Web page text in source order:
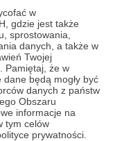
w
gdzie jest także
sprostowania,
danych, a także w
Twojej
Pamiętaj, że w
będą mogły być
danych z państw
Obszaru
informacje na
tym celów
prywatności.
do
to może nawet
wskazane